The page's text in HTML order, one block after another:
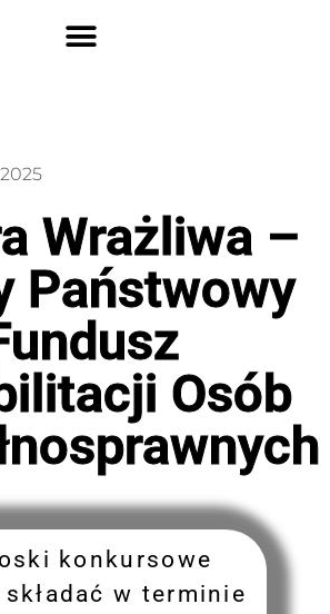
Wrażliwa –
Państwowy
Osób
konkursowe
składać w terminie